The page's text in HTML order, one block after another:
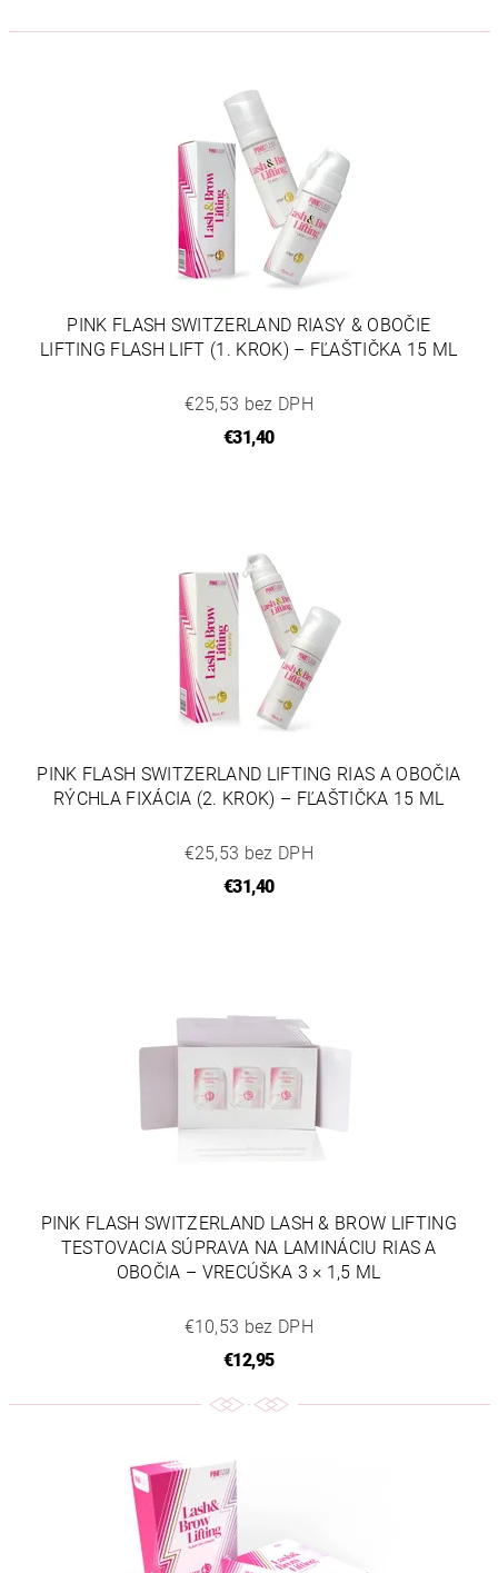
PINK FLASH SWITZERLAND RIASY & OBOČIE
LIFTING FLASH LIFT (1. KROK) – FĽAŠTIČKA 15 ML
€25,53 bez DPH
€31,40
PINK FLASH SWITZERLAND LIFTING RIAS A OBOČIA
RÝCHLA FIXÁCIA (2. KROK) – FĽAŠTIČKA 15 ML
€25,53 bez DPH
€31,40
PINK FLASH SWITZERLAND LASH & BROW LIFTING
TESTOVACIA SÚPRAVA NA LAMINÁCIU RIAS A
OBOČIA – VRECÚŠKA 3 × 1,5 ML
€10,53 bez DPH
€12,95